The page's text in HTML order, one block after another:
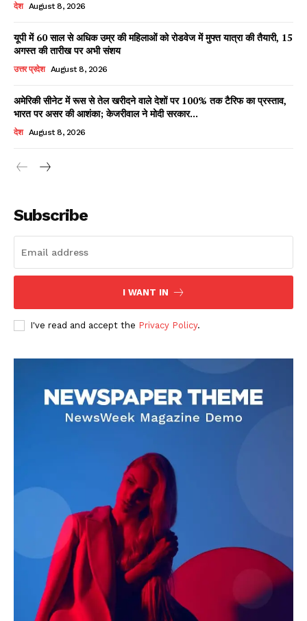
Facebook
X WhatsApp
Share
Read Latest News on AIN
AIN NEWS 1
Contact Us
Privacy Policy
Terms of Use Agreement
Facebook
X WhatsApp
Share
देश August 8, 2026
यूपी में 60 साल से अधिक उम्र की महिलाओं को रोडवेज में मुफ्त यात्रा की तैयारी, 15
अगस्त की तारीख पर अभी संशय
उत्तर प्रदेश August 8, 2026
अमेरिकी सीनेट में रूस से तेल खरीदने वाले देशों पर 100% तक टैरिफ का प्रस्ताव,
भारत पर असर की आशंका; केजरीवाल ने मोदी सरकार...
देश August 8, 2026
Subscribe
I WANT IN
I've read and accept the Privacy Policy.